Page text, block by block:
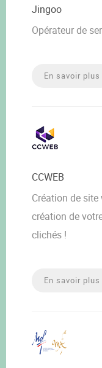
Jingoo
Opérateur de
En savoir plus
CCWEB
Création de
création de
clichés !
En savoir plus